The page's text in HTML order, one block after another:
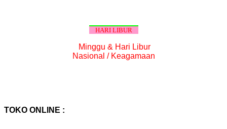
HARI LIBUR
Minggu & Hari Libur
Nasional / Keagamaan
TOKO ONLINE :